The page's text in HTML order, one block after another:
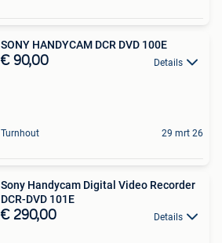
SONY HANDYCAM DCR DVD 100E
€ 90,00 Details
Turnhout 29 mrt 26
Sony Handycam Digital Video Recorder
DCR-DVD 101E
€ 290,00 Details